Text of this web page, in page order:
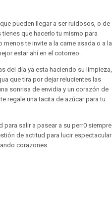
pueden llegar a ser ruidosos, o de
que hacerlo tu mismo para
te invite a la carne asada o a la
estar ahí en el cotorreo.
del día ya esta haciendo su limpieza,
que tira por dejar relucientes las
sonrisa de envidia y un corazón de
regale una tacita de azúcar para tu
salir a pasear a su perr0 siempre
de actitud para lucir espectacular
corazones.